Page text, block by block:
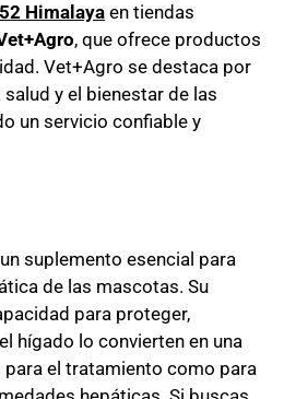
Himalaya en tiendas
, que ofrece productos
Vet+Agro se destaca por
y el bienestar de las
un servicio confiable y
suplemento esencial para
de las mascotas. Su
para proteger,
hígado lo convierten en una
el tratamiento como para